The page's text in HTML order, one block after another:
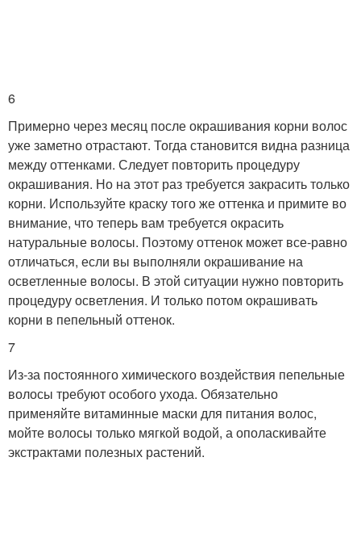
6
Примерно через месяц после окрашивания корни волос
уже заметно отрастают. Тогда становится видна разница
между оттенками. Следует повторить процедуру
окрашивания. Но на этот раз требуется закрасить только
корни. Используйте краску того же оттенка и примите во
внимание, что теперь вам требуется окрасить
натуральные волосы. Поэтому оттенок может все-равно
отличаться, если вы выполняли окрашивание на
осветленные волосы. В этой ситуации нужно повторить
процедуру осветления. И только потом окрашивать
корни в пепельный оттенок.
7
Из-за постоянного химического воздействия пепельные
волосы требуют особого ухода. Обязательно
применяйте витаминные маски для питания волос,
мойте волосы только мягкой водой, а ополаскивайте
экстрактами полезных растений.